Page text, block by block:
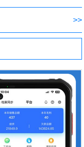
>>